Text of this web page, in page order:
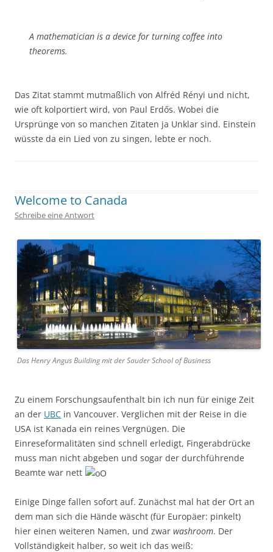
A mathematician is a device for turning coffee into
theorems.
Das Zitat stammt mutmaßlich von Alfréd Rényi und nicht,
wie oft kolportiert wird, von Paul Erdős. Wobei die
Ursprünge von so manchen Zitaten ja Unklar sind. Einstein
wüsste da ein Lied von zu singen, lebte er noch.
Welcome to Canada
Schreibe eine Antwort
Das Henry Angus Building mit der Sauder School of Business
Zu einem Forschungsaufenthalt bin ich nun für einige Zeit
an der UBC in Vancouver. Verglichen mit der Reise in die
USA ist Kanada ein reines Vergnügen. Die
Einreseformalitäten sind schnell erledigt, Fingerabdrücke
muss man nicht abgeben und sogar der durchführende
Beamte war nett
Einige Dinge fallen sofort auf. Zunächst mal hat der Ort an
dem man sich die Hände wäscht (für Europäer: pinkelt)
hier einen weiteren Namen, und zwar washroom. Der
Vollständigkeit halber, so weit ich das weiß: